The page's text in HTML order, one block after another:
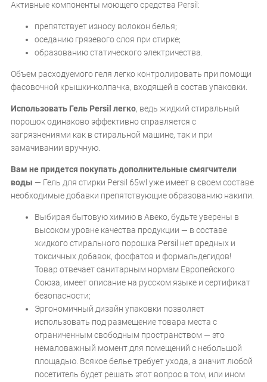
Активные компоненты моющего средства Persil:
препятствует износу волокон белья;
оседанию грязевого слоя при стирке;
образованию статического электричества.
Объем расходуемого геля легко контролировать при помощи
фасовочной крышки-колпачка, входящей в состав упаковки.
Использовать Гель Persil легко, ведь жидкий стиральный
порошок одинаково эффективно справляется с
загрязнениями как в стиральной машине, так и при
замачивании вручную.
Вам не придется покупать дополнительные смягчители
воды — Гель для стирки Persil 65wl уже имеет в своем составе
необходимые добавки препятствующие образованию накипи.
Выбирая бытовую химию в Авеко, будьте уверены в
высоком уровне качества продукции — в составе
жидкого стирального порошка Persil нет вредных и
токсичных добавок, фосфатов и формальдегидов!
Товар отвечает санитарным нормам Европейского
Союза, имеет описание на русском языке и сертификат
безопасности;
Эргономичный дизайн упаковки позволяет
использовать под размещение товара места с
ограниченным свободным пространством — это
немаловажный момент для помещений с небольшой
площадью. Всякое белье требует ухода, а значит любой
посетитель будет решать этот вопрос в том, или ином